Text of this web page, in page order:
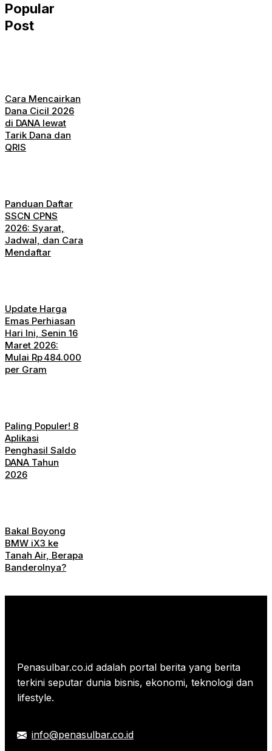
Popular
Post
Cara Mencairkan
Dana Cicil 2026
di DANA lewat
Tarik Dana dan
QRIS
Panduan Daftar
SSCN CPNS
2026: Syarat,
Jadwal, dan Cara
Mendaftar
Update Harga
Emas Perhiasan
Hari Ini, Senin 16
Maret 2026:
Mulai Rp 484.000
per Gram
Paling Populer! 8
Aplikasi
Penghasil Saldo
DANA Tahun
2026
Bakal Boyong
BMW iX3 ke
Tanah Air, Berapa
Banderolnya?
Penasulbar.co.id adalah portal berita yang berita
terkini seputar dunia bisnis, ekonomi, teknologi dan
lifestyle.
info@penasulbar.co.id